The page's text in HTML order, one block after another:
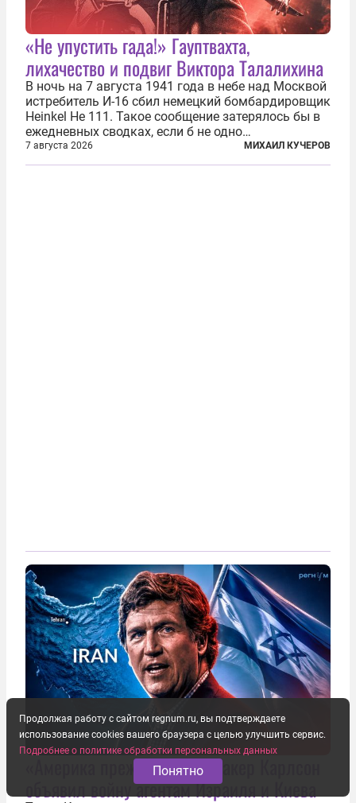
«Не упустить гада!» Гауптвахта,
лихачество и подвиг Виктора Талалихина
В ночь на 7 августа 1941 года в небе над Москвой
истребитель И-16 сбил немецкий бомбардировщик
Heinkel He 111. Такое сообщение затерялось бы в
ежедневных сводках, если б не одно
обстоятельство. Это был один из первых в
истории отечественной авиации ночных таранов.
7 августа 2026 МИХАИЛ КУЧЕРОВ
«Америка прежде всего»: Такер Карлсон
объявил войну агентам Израиля и Киева
Продолжая работу с сайтом regnum.ru, вы подтверждаете
использование cookies вашего браузера с целью улучшить сервис.
Подробнее о политике обработки персональных данных
Понятно